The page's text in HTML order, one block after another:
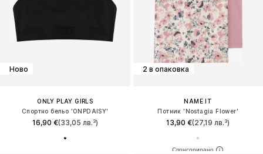
Ново
ONLY PLAY GIRLS
Спортно бельо 'ONPDAISY'
16,90 €(33,05 лв.³)
2 в опаковка
NAME IT
Потник 'Nostagia Flower'
13,90 €(27,19 лв.³)